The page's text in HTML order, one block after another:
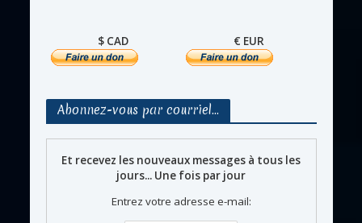
$ CAD € EUR
Abonnez-vous par courriel…
Et recevez les nouveaux messages à tous les
jours... Une fois par jour
Entrez votre adresse e-mail: